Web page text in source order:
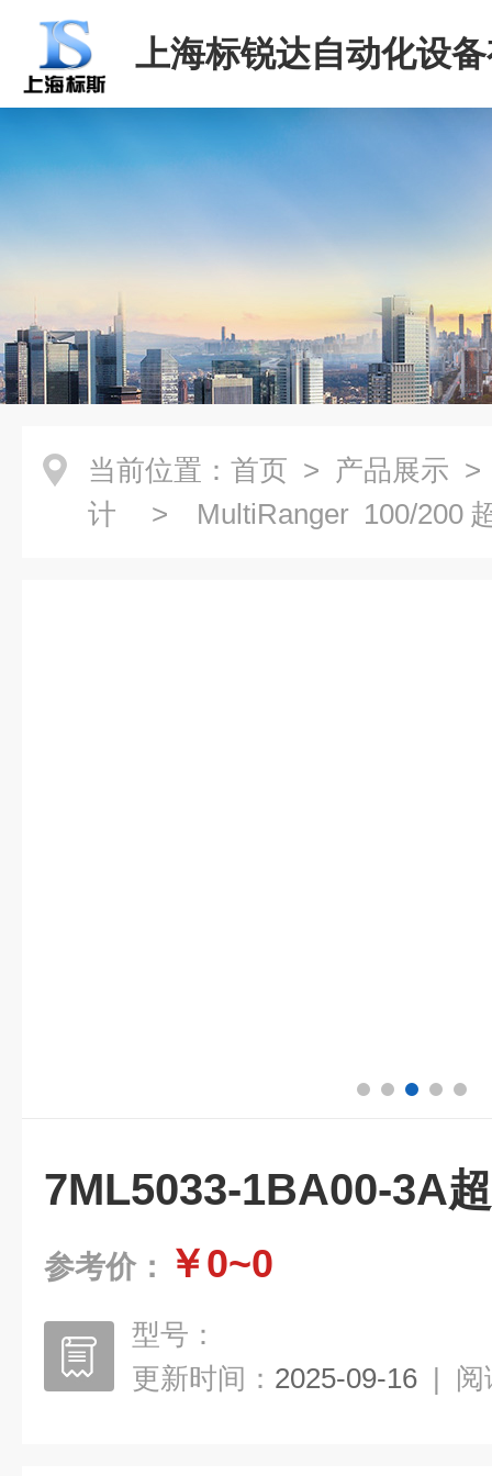
上海标锐达自动化设
司
当前位置： 首页 > 产品展示
计
> MultiRanger 100/
7ML5033-1BA00-3A
参考价： ￥0~0
型号：
更新时间： 2025-09-16 | 阅